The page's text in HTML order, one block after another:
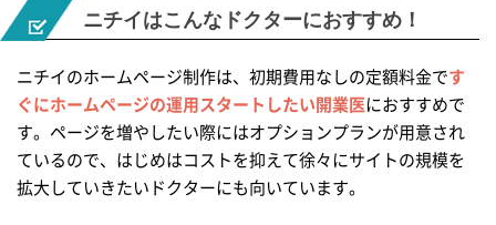
ニチイはこんなドクターにおすすめ！
ニチイのホームページ制作は、初期費用なしの定額料金です
ぐにホームページの運用スタートしたい開業医におすすめで
す。ページを増やしたい際にはオプションプランが用意され
ているので、はじめはコストを抑えて徐々にサイトの規模を
拡大していきたいドクターにも向いています。